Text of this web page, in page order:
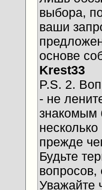
выбора,
ваши
основе
Krest33
P.S. 2.
- не
знакомым
прежде
Будьте
вопросов,
Уважайте